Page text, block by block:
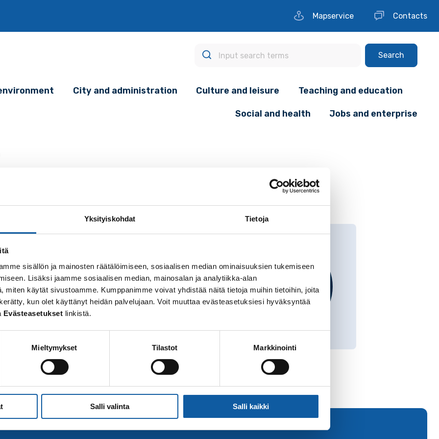
Yksityiskohdat Tietoja
sisällön ja mainosten räätälöimiseen, sosiaalisen median ominaisuuksien tukemiseen
Lisäksi jaamme sosiaalisen median, mainosalan ja analytiikka-alan
miten käytät sivustoamme. Kumppanimme voivat yhdistää näitä tietoja muihin tietoihin, joita
kun olet käyttänyt heidän palvelujaan. Voit muuttaa evästeasetuksiesi hyväksyntää
Evästeasetukset linkistä.
Mieltymykset Tilastot Markkinointi
Salli valinta Salli kaikki
Mapservice Contacts
Search
City and administration Culture and leisure Teaching and education
Social and health Jobs and enterprise